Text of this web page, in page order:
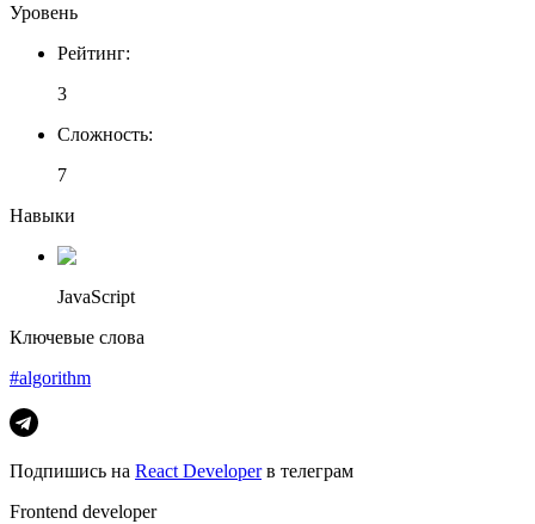
Уровень
Рейтинг:
3
Сложность:
7
Навыки
JavaScript
Ключевые слова
#algorithm
Подпишись на React Developerв телеграм
Frontend developer